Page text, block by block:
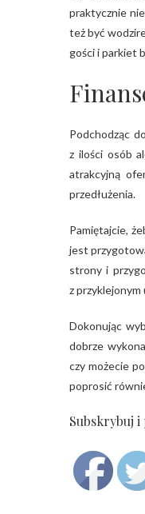
praktycznie
też być
gości i parkiet
Podchodząc
z ilości osób
atrakcyjną
przedłużenia.
Pamiętajcie,
jest
strony i
z
Dokonując
dobrze
czy możecie
poprosić
Subskrybuj i